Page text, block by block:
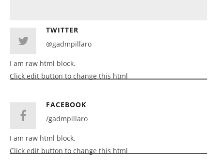
TWITTER
@gadmpillaro
I am raw html block.
Click edit button to change this html
FACEBOOK
/gadmpillaro
I am raw html block.
Click edit button to change this html